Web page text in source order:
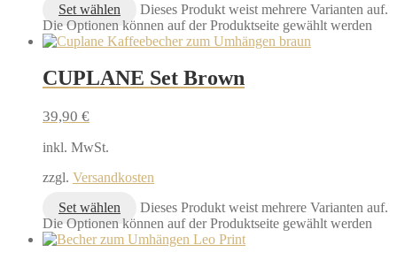
Set wählen
Dieses Produkt weist mehrere Varianten auf.
Die Optionen können auf der Produktseite gewählt werden
CUPLANE Set Brown
39,90 €
inkl. MwSt.
zzgl. Versandkosten
Set wählen
Dieses Produkt weist mehrere Varianten auf.
Die Optionen können auf der Produktseite gewählt werden